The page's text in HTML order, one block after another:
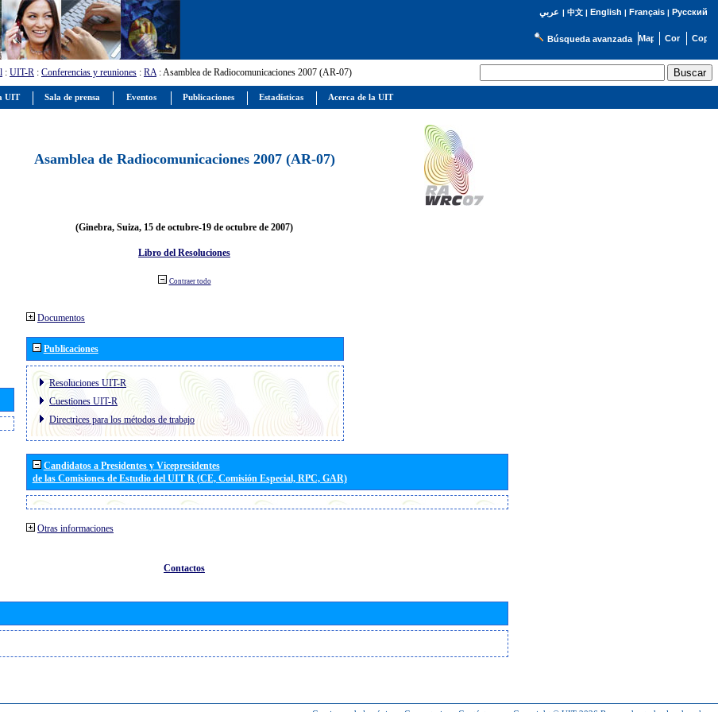
عربي | 中文| English | Français| Русский
Búsqueda avanzada
: UIT-R : Conferencias y reuniones : RA: Asamblea de Radiocomunicaciones 2007 (AR-07)
Asamblea de Radiocomunicaciones 2007 (AR-07)
(Ginebra, Suiza, 15 de octubre-19 de octubre de 2007)
Libro del Resoluciones
Contraer todo
Documentos
Publicaciones
Resoluciones UIT-R
Cuestiones UIT-R
Directrices para los métodos de trabajo
Candidatos a Presidentes y Vicepresidentes
de las Comisiones de Estudio del UIT R (CE, Comisión Especial, RPC, GAR)
Otras informaciones
Contactos
UIT Sala de prensa Eventos Publicaciones Estadísticas Acerca de la UIT